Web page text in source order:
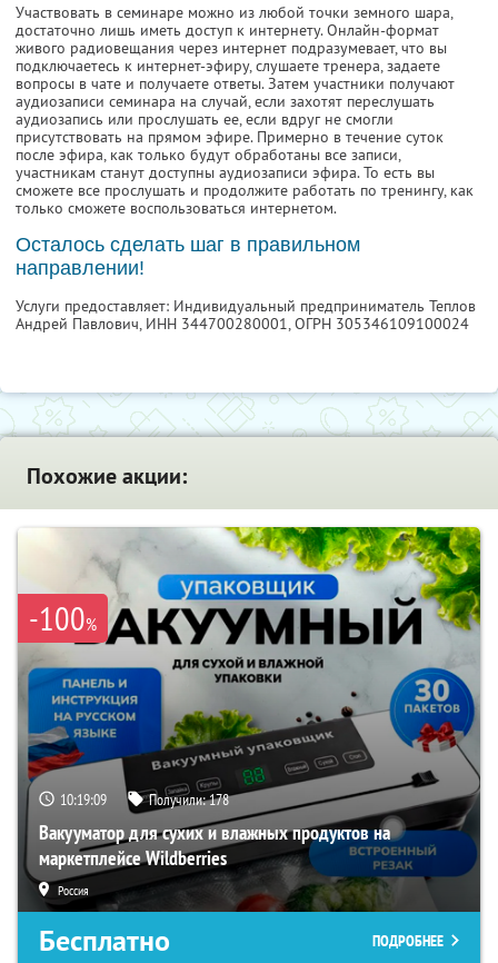
Участвовать в семинаре можно из любой точки земного шара,
достаточно лишь иметь доступ к интернету. Онлайн-формат
живого радиовещания через интернет подразумевает, что вы
подключаетесь к интернет-эфиру, слушаете тренера, задаете
вопросы в чате и получаете ответы. Затем участники получают
аудиозаписи семинара на случай, если захотят переслушать
аудиозапись или прослушать ее, если вдруг не смогли
присутствовать на прямом эфире. Примерно в течение суток
после эфира, как только будут обработаны все записи,
участникам станут доступны аудиозаписи эфира. То есть вы
сможете все прослушать и продолжите работать по тренингу, как
только сможете воспользоваться интернетом.
Осталось сделать шаг в правильном
направлении!
Услуги предоставляет: Индивидуальный предприниматель Теплов
Андрей Павлович, ИНН 344700280001, ОГРН 305346109100024
Похожие акции:
-100%
10:19:08 Получили:178
Вакууматор для сухих и влажных продуктов на
маркетплейсе Wildberries
Россия
Бесплатно ПОДРОБНЕЕ